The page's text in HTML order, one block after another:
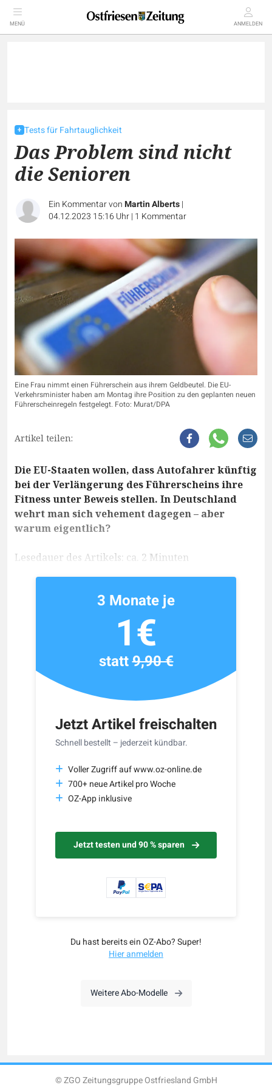
MENÜ ANMELDEN
Tests für Fahrtauglichkeit
Das Problem sind nicht
die Senioren
Ein Kommentar vonMartin Alberts|
04.12.2023 15:16 Uhr| 1 Kommentar
Eine Frau nimmt einen Führerschein aus ihrem Geldbeutel. Die EU-
Verkehrsminister haben am Montag ihre Position zu den geplanten neuen
Führerscheinregeln festgelegt. Foto: Murat/DPA
Artikel teilen:
Die EU-Staaten wollen, dass Autofahrer künftig
bei der Verlängerung des Führerscheins ihre
Fitness unter Beweis stellen. In Deutschland
wehrt man sich vehement dagegen – aber
warum eigentlich?
Lesedauer des Artikels: ca. 2 Minuten
Jetzt Artikel freischalten
Schnell bestellt – jederzeit kündbar.
Voller Zugriff auf www.oz-online.de
700+ neue Artikel pro Woche
OZ-App inklusive
Jetzt testen und 90 % sparen
3 Monate je
1€
statt9,90 €
Du hast bereits ein OZ-Abo? Super!
Hier anmelden
Weitere Abo-Modelle
© ZGO Zeitungsgruppe Ostfriesland GmbH